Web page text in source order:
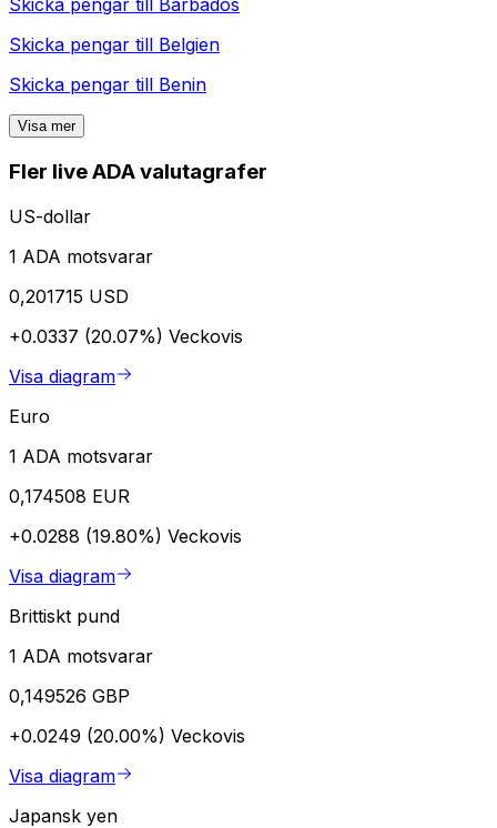
Skicka pengar till
Barbados
Skicka pengar till Belgien
Skicka pengar till Benin
Visa mer
Fler live ADA valutagrafer
US-dollar
1 ADA motsvarar
0,201715 USD
+0.0337 (20.07%) Veckovis
Visa diagram
Euro
1 ADA motsvarar
0,174508 EUR
+0.0288 (19.80%) Veckovis
Visa diagram
Brittiskt pund
1 ADA motsvarar
0,149526 GBP
+0.0249 (20.00%) Veckovis
Visa diagram
Japansk yen